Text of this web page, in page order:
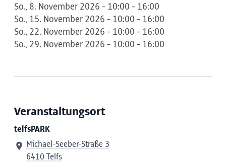
So., 8. November 2026 - 10:00 - 16:00
So., 15. November 2026 - 10:00 - 16:00
So., 22. November 2026 - 10:00 - 16:00
So., 29. November 2026 - 10:00 - 16:00
Veranstaltungsort
telfsPARK
Michael-Seeber-Straße 3
6410 Telfs